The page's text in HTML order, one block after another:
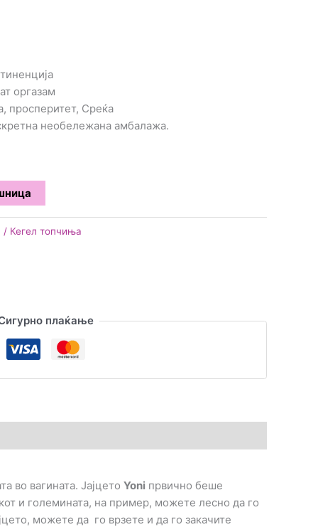
оргазам
просперитет, Среќа
необележана амбалажа.
/ Кегел топчиња
плаќање
во вагината. Јајцето Yoni првично беше
и големината, на пример, можете лесно да го
можете да го врзете и да го закачите